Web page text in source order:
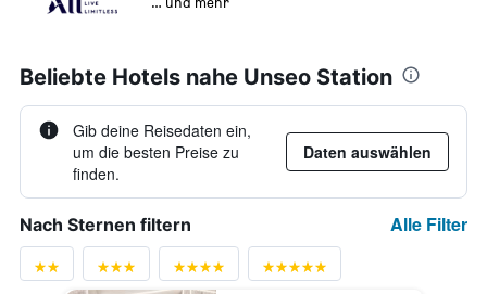
Beliebte Hotels nahe Unseo Station
Gib deine Reisedaten ein,
um die besten Preise zu
finden.
Daten auswählen
Nach Sternen filtern Alle Filter